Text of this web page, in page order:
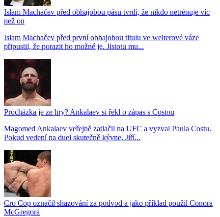
Islam Machačev před obhajobou pásu tvrdí, že nikdo netrénuje víc
než on
Islam Machačev před první obhajobou titulu ve welterové váze
připustil, že porazit ho možné je. Jistotu mu...
Procházka je ze hry? Ankalaev si řekl o zápas s Costou
Magomed Ankalaev veřejně zatlačil na UFC a vyzval Paula Costu.
Pokud vedení na duel skutečně kývne, Jiří...
Cro Cop označil shazování za podvod a jako příklad použil Conora
McGregora